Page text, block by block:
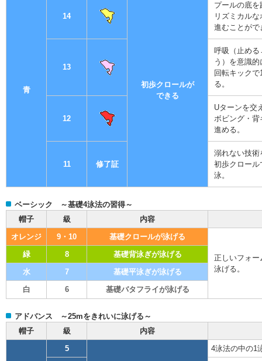
青
14
初歩クロールが
できる
プールの底を
リズミカル
進むことがで
13
呼吸（止め
う）を意識的
回転キック
る。
12
Uターンを交
ボビング・背
進める。
11 修了証
溺れない技術
初歩クロール
泳。
ベーシック ～基礎4泳法の習得～
帽子
級
内容
オレンジ
9・10 基礎クロールが泳げる
正しいフォー
泳げる。
緑 8
基礎背泳ぎが泳げる
水
7
基礎平泳ぎが泳げる
白
6 基礎バタフライが泳げる
アドバンス ～25mをきれいに泳げる～
帽子
級 内容
5
4泳法の中の1